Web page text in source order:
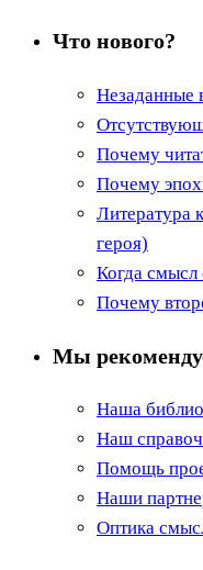
Что нового?
Незаданные
Почему
Почему
Литература
героя)
Когда смысл
Почему
Мы
Наша
Наш
Помощь
Наши
Оптика